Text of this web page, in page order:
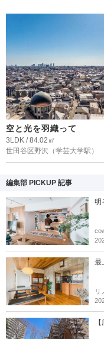
空と光を羽織って
3LDK / 84.02㎡
世田谷区野沢 （学芸大学駅）
編集部 PICKUP 記事
明
最
リ